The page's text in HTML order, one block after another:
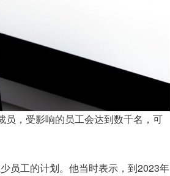
，受影响的员工会达到数千名，可
员工的计划。他当时表示，到2023年